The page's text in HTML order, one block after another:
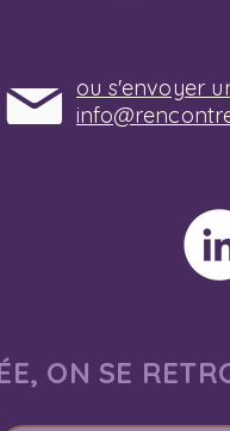
ou s'envoyer
ON SE